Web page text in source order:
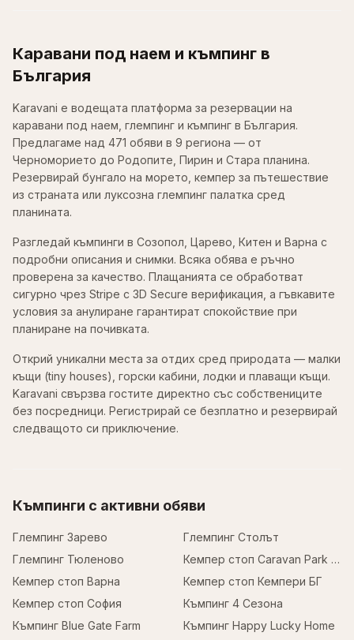
Каравани под наем и къмпинг в
България
Karavani е водещата платформа за резервации на
каравани под наем, глемпинг и къмпинг в България.
Предлагаме над 471 обяви в 9 региона — от
Черноморието до Родопите, Пирин и Стара планина.
Резервирай бунгало на морето, кемпер за пътешествие
из страната или луксозна глемпинг палатка сред
планината.
Разгледай къмпинги в Созопол, Царево, Китен и Варна с
подробни описания и снимки. Всяка обява е ръчно
проверена за качество. Плащанията се обработват
сигурно чрез Stripe с 3D Secure верификация, а гъвкавите
условия за анулиране гарантират спокойствие при
планиране на почивката.
Открий уникални места за отдих сред природата — малки
къщи (tiny houses), горски кабини, лодки и плаващи къщи.
Karavani свързва гостите директно със собствениците
без посредници. Регистрирай се безплатно и резервирай
следващото си приключение.
Къмпинги с активни обяви
Глемпинг Зарево
Глемпинг Столът
Глемпинг Тюленово
Кемпер стоп Caravan Park Sofia
Кемпер стоп Варна
Кемпер стоп Кемпери БГ
Кемпер стоп София
Къмпинг 4 Сезона
Къмпинг Blue Gate Farm
Къмпинг Happy Lucky Home